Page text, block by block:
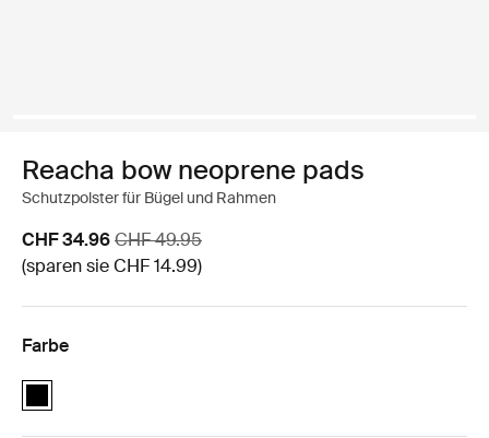
Reacha bow neoprene pads
Schutzpolster für Bügel und Rahmen
Aktionspreis
CHF 34.96Originalpreis
CHF 49.95
(sparen sie CHF 14.99)
Farbe
Reacha bow neoprene pads Schwarz (selected)